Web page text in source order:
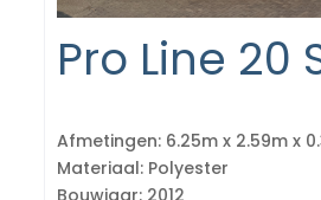
Pro Line 20
Afmetingen: 6.25m x 2.59m x
Materiaal: Polyester
Bouwjaar: 2012